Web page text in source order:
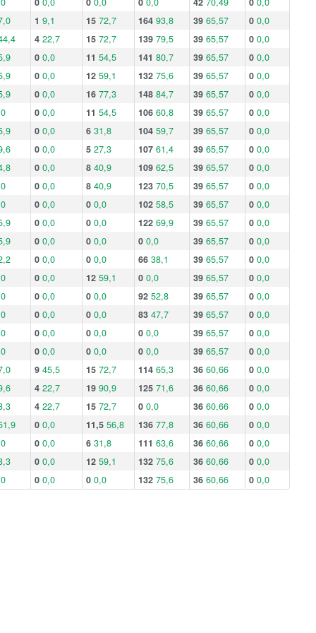
1 9,1 15 72,7 164 93,8 39 65,57 0 0,0
4 22,7 15 72,7 139 79,5 39 65,57 0 0,0
0 0,0 11 54,5 141 80,7 39 65,57 0 0,0
0 0,0 12 59,1 132 75,6 39 65,57 0 0,0
0 0,0 16 77,3 148 84,7 39 65,57 0 0,0
0 0,0 11 54,5 106 60,8 39 65,57 0 0,0
0 0,0 6 31,8 104 59,7 39 65,57 0 0,0
0 0,0 5 27,3 107 61,4 39 65,57 0 0,0
0 0,0 8 40,9 109 62,5 39 65,57 0 0,0
0 0,0 8 40,9 123 70,5 39 65,57 0 0,0
0 0,0 0 0,0 102 58,5 39 65,57 0 0,0
0 0,0 0 0,0 122 69,9 39 65,57 0 0,0
0 0,0 0 0,0 0 0,0 39 65,57 0 0,0
0 0,0 0 0,0 66 38,1 39 65,57 0 0,0
0 0,0 12 59,1 0 0,0 39 65,57 0 0,0
0 0,0 0 0,0 92 52,8 39 65,57 0 0,0
0 0,0 0 0,0 83 47,7 39 65,57 0 0,0
0 0,0 0 0,0 0 0,0 39 65,57 0 0,0
0 0,0 0 0,0 0 0,0 39 65,57 0 0,0
9 45,5 15 72,7 114 65,3 36 60,66 0 0,0
4 22,7 19 90,9 125 71,6 36 60,66 0 0,0
4 22,7 15 72,7 0 0,0 36 60,66 0 0,0
0 0,0 11,5 56,8 136 77,8 36 60,66 0 0,0
0 0,0 6 31,8 111 63,6 36 60,66 0 0,0
0 0,0 12 59,1 132 75,6 36 60,66 0 0,0
0 0,0 0 0,0 132 75,6 36 60,66 0 0,0